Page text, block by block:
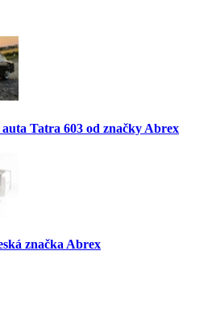
Tatra 603 od značky Abrex
značka Abrex